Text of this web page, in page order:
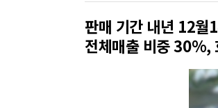
판매 기간 내년 12월
전체매출 비중 30%,